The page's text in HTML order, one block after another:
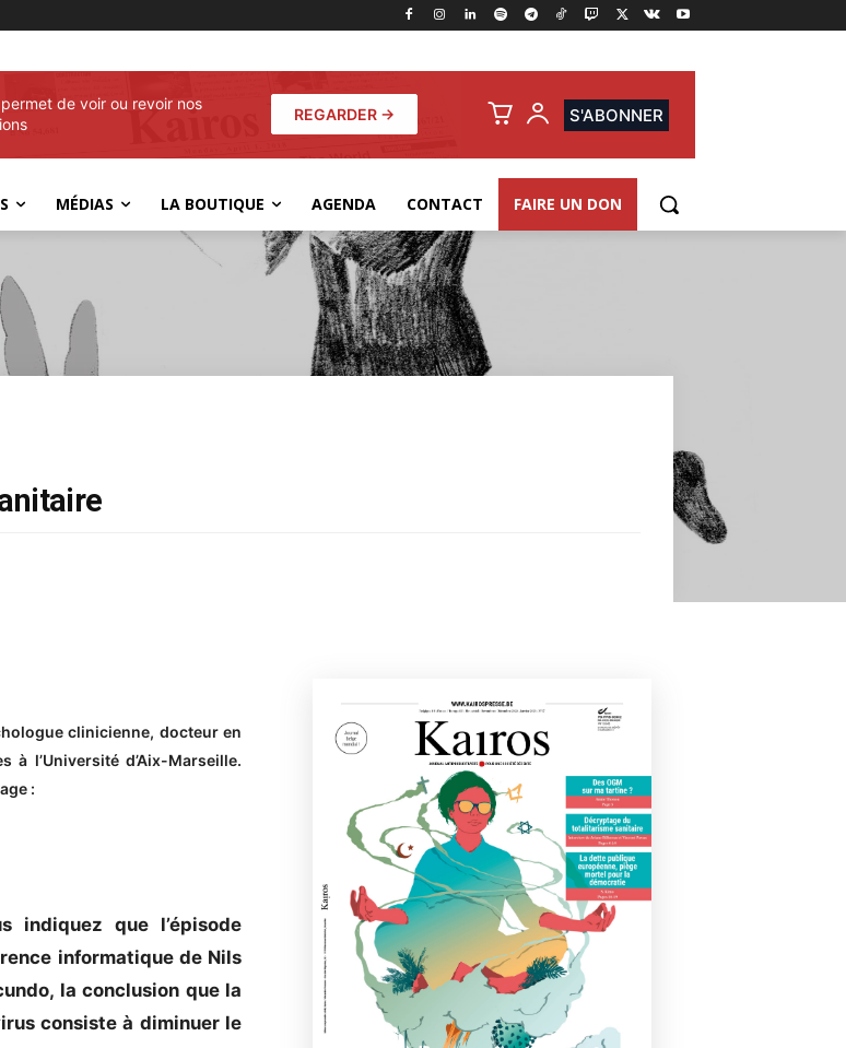
de voir ou revoir nos
REGARDER → S'ABONNER
MÉDIAS LA BOUTIQUE AGENDA CONTACT FAIRE UN DON
clinicienne, docteur en
l’Université d’Aix-Marseille.
:
indiquez que l’épisode
informatique de Nils
la conclusion que la
consiste à diminuer le